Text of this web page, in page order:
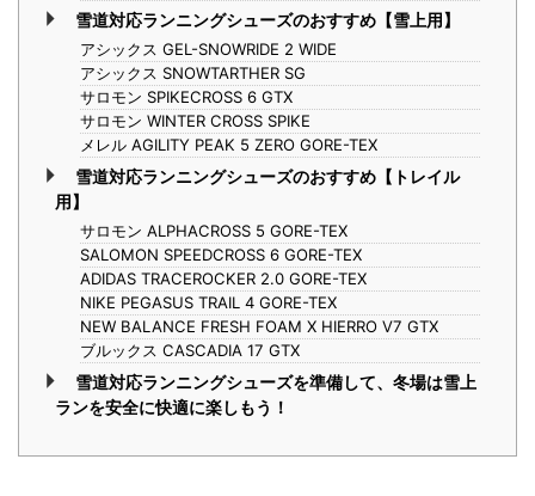
雪道対応ランニングシューズのおすすめ【雪上用】
アシックス GEL-SNOWRIDE 2 WIDE
アシックス SNOWTARTHER SG
サロモン SPIKECROSS 6 GTX
サロモン WINTER CROSS SPIKE
メレル AGILITY PEAK 5 ZERO GORE-TEX
雪道対応ランニングシューズのおすすめ【トレイル
用】
サロモン ALPHACROSS 5 GORE-TEX
SALOMON SPEEDCROSS 6 GORE-TEX
ADIDAS TRACEROCKER 2.0 GORE-TEX
NIKE PEGASUS TRAIL 4 GORE-TEX
NEW BALANCE FRESH FOAM X HIERRO V7 GTX
ブルックス CASCADIA 17 GTX
雪道対応ランニングシューズを準備して、冬場は雪上
ランを安全に快適に楽しもう！